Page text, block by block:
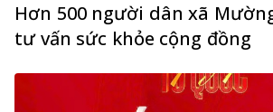
Hơn 500 người dân xã
tư vấn sức khỏe cộng đồng